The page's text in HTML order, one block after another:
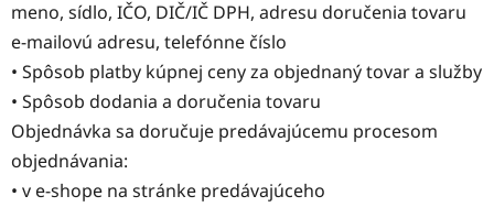
meno, sídlo, IČO, DIČ/IČ DPH, adresu doručenia tovaru
e-mailovú adresu, telefónne číslo
• Spôsob platby kúpnej ceny za objednaný tovar a služby
• Spôsob dodania a doručenia tovaru
Objednávka sa doručuje predávajúcemu procesom
objednávania:
• v e-shope na stránke predávajúceho